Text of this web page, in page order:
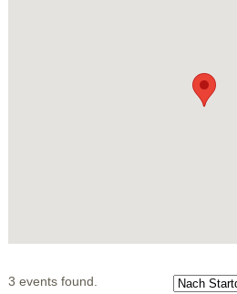
3 events found.